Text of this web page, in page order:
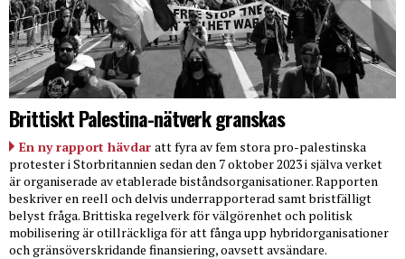
Brittiskt Palestina-nätverk granskas
En ny rapport hävdar att fyra av fem stora pro-palestinska
protester i Storbritannien sedan den 7 oktober 2023 i själva verket
är organiserade av etablerade biståndsorganisationer. Rapporten
beskriver en reell och delvis underrapporterad samt bristfälligt
belyst fråga. Brittiska regelverk för välgörenhet och politisk
mobilisering är otillräckliga för att fånga upp hybridorganisationer
och gränsöverskridande finansiering, oavsett avsändare.